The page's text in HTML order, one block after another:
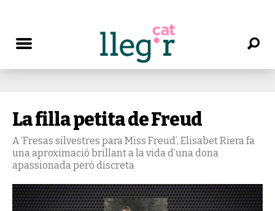
La filla petita de Freud
A ‘Fresas silvestres para Miss Freud’, Elisabet Riera fa
una aproximació brillant a la vida d’una dona
apassionada però discreta